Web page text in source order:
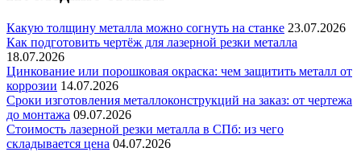
Какую толщину металла можно согнуть на станке 23.07.2026
Как подготовить чертёж для лазерной резки металла
18.07.2026
Цинкование или порошковая окраска: чем защитить металл от
коррозии 14.07.2026
Сроки изготовления металлоконструкций на заказ: от чертежа
до монтажа 09.07.2026
Стоимость лазерной резки металла в СПб: из чего
складывается цена 04.07.2026